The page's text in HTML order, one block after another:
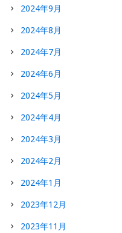
2024年9月
2024年8月
2024年7月
2024年6月
2024年5月
2024年4月
2024年3月
2024年2月
2024年1月
2023年12月
2023年11月